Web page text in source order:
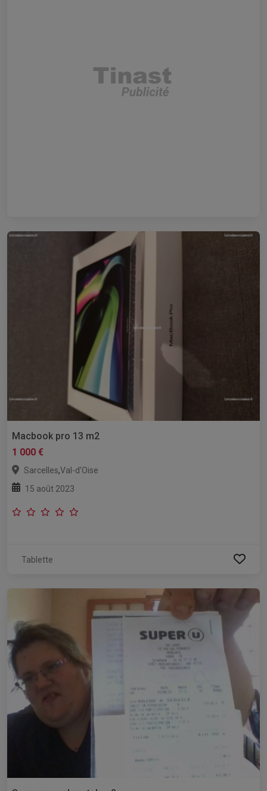
Macbook pro 13 m2
1 000 €
Sarcelles,Val-d'Oise
15 août 2023
Tablette